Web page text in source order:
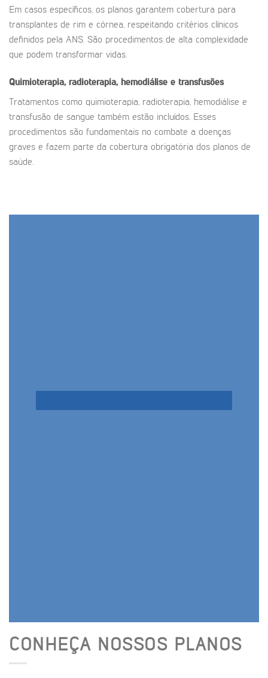
Em casos específicos, os planos garantem cobertura para
transplantes de rim e córnea, respeitando critérios clínicos
definidos pela ANS. São procedimentos de alta complexidade
que podem transformar vidas.
Quimioterapia, radioterapia, hemodiálise e transfusões
Tratamentos como quimioterapia, radioterapia, hemodiálise e
transfusão de sangue também estão incluídos. Esses
procedimentos são fundamentais no combate a doenças
graves e fazem parte da cobertura obrigatória dos planos de
saúde.
CONHEÇA NOSSOS PLANOS